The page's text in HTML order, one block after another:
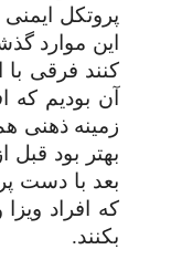
پروتکل
این موارد
کنند فرقی
آن بودیم که
زمینه ذهنی
بهتر بود
بعد با دست
که افراد
بکنند.